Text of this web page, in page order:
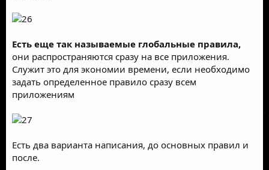
Есть еще так называемые глобальные правила,
они распространяются сразу на все приложения.
Служит это для экономии времени, если необходимо
задать определенное правило сразу всем
приложениям
Есть два варианта написания, до основных правил и
после.